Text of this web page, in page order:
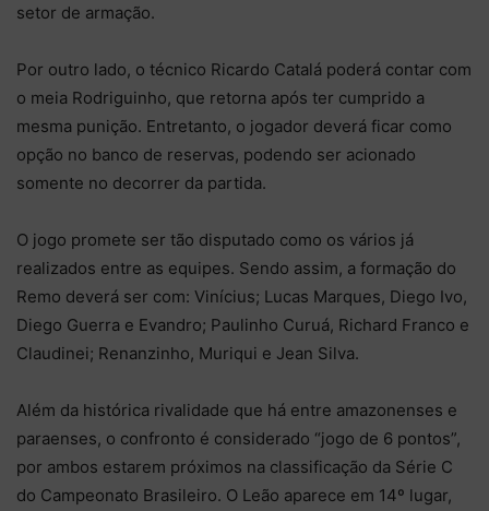
setor de armação.
Por outro lado, o técnico Ricardo Catalá poderá contar com
o meia Rodriguinho, que retorna após ter cumprido a
mesma punição. Entretanto, o jogador deverá ficar como
opção no banco de reservas, podendo ser acionado
somente no decorrer da partida.
O jogo promete ser tão disputado como os vários já
realizados entre as equipes. Sendo assim, a formação do
Remo deverá ser com: Vinícius; Lucas Marques, Diego Ivo,
Diego Guerra e Evandro; Paulinho Curuá, Richard Franco e
Claudinei; Renanzinho, Muriqui e Jean Silva.
Além da histórica rivalidade que há entre amazonenses e
paraenses, o confronto é considerado “jogo de 6 pontos”,
por ambos estarem próximos na classificação da Série C
do Campeonato Brasileiro. O Leão aparece em 14º lugar,